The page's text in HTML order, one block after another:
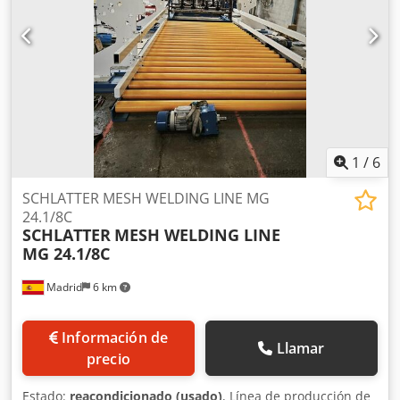
1 / 6
Madrid 6 km
SCHLATTER MESH WELDING LINE MG
24.1/8C
SCHLATTER MESH WELDING LINE
MG 24.1/8C
Información de
precio
Llamar
Estado: reacondicionado (usado), Línea de producción de